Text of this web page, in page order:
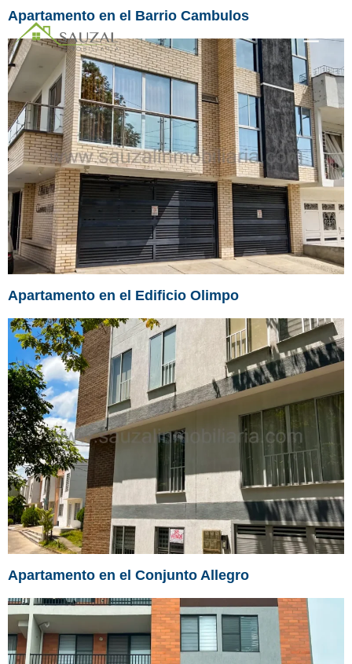
Apartamento en el Barrio Cambulos
Apartamento en el Edificio Olimpo
Apartamento en el Conjunto Allegro